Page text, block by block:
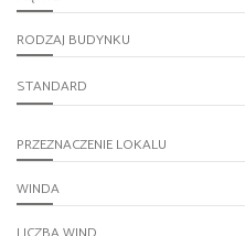
RODZAJ BUDYNKU
STANDARD
PRZEZNACZENIE LOKALU
WINDA